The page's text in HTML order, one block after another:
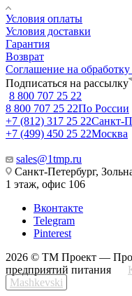
Условия оплаты
Условия доставки
Гарантия
Возврат
Соглашение на
Подписаться на рассылку
8 800 707 25 22
8 800 707 25 22По России
+7 (812) 317 25 22Санкт-
+7 (499) 450 25 22Москва
sales@1tmp.ru
Санкт-Петербург,
1 этаж, офис 106
Вконтакте
Telegram
Pinterest
2026 © ТМ Проект —
предприятий питания
Mashkevski